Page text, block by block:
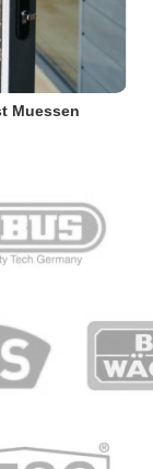
Muessen